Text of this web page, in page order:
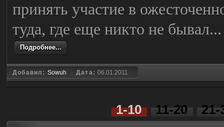
принять участие в
туда, где еще никто не бывал...
Подробнее...
Добавил: Sowuh Дата:06.01.2011
1-10 11-20 21-